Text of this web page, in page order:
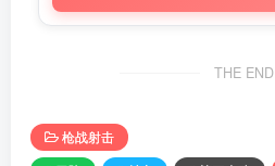
THE END
枪战射击